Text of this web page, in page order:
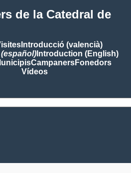
de la Catedral de
Introducció (valencià)
Introduction (English)
CampanersFonedors
Vídeos